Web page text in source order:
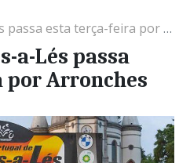
esta terça-feira por Arronches
a-Lés passa
por Arronches